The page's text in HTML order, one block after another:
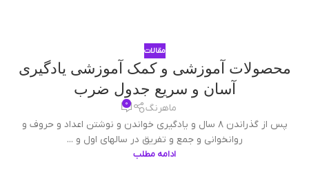
مقالات
محصولات آموزشی و کمک آموزشی یادگیری
آسان و سریع جدول ضرب
ماهرنگ 0
پس از گذراندن ۸ سال و يادگيری خواندن و نوشتن اعداد و حروف و
روانخوانی و جمع و تفریق در سالهای اول و ...
ادامه مطلب